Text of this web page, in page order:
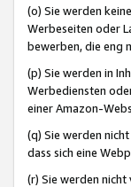
(o) Sie werden
Werbeseiten oder
bewerben, die eng
(p) Sie werden in
Werbediensten
einer Amazon-
(q) Sie werden
dass sich eine
(r) Sie werden